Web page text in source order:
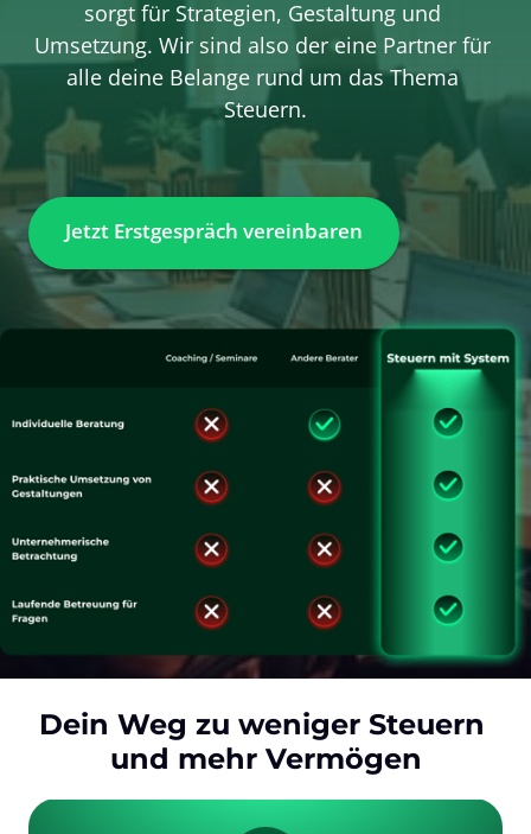
sorgt für Strategien, Gestaltung und
Umsetzung. Wir sind also der eine Partner für
alle deine Belange rund um das Thema
Steuern.
Jetzt Erstgespräch vereinbaren
Dein Weg zu weniger Steuern
und mehr Vermögen